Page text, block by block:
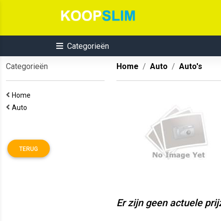
Categorieën
Categorieën
Home
Auto
TERUG
Home Auto Auto's
Er zijn geen actuele